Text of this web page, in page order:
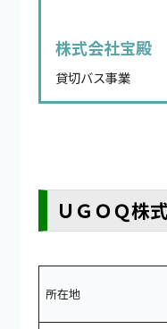
株式会社宝殿
貸切バス事業
ＵＧＯＱ株
所在地